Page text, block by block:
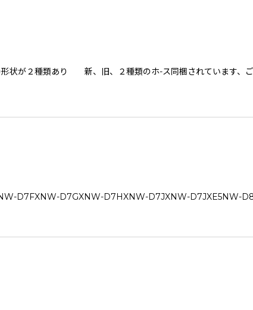
状が２種類あり 新、旧、２種類のホ-ス同梱されています、
D7FXNW-D7GXNW-D7HXNW-D7JXNW-